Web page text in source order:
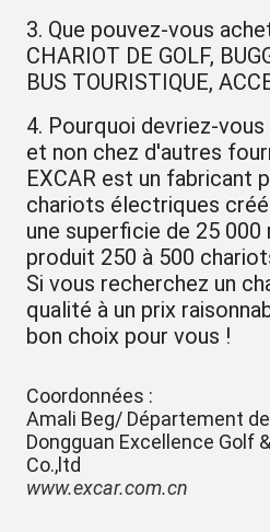
3. Que pouvez-vous
CHARIOT DE GOLF,
BUS TOURISTIQUE,
4. Pourquoi devriez-
et non chez d'autres
EXCAR est un fabricant
chariots électriques
une superficie de 25
produit 250 à 500
Si vous recherchez un
qualité à un prix
bon choix pour vous !
Coordonnées :
Amali Beg/ Département
Dongguan Excellence Golf
Co.,ltd
www.excar.com.cn